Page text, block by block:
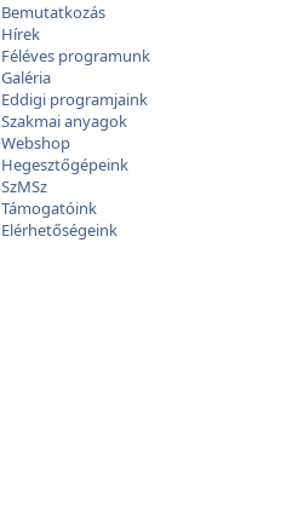
Bemutatkozás
Hírek
Féléves programunk
Galéria
Eddigi programjaink
Szakmai anyagok
Webshop
Hegesztőgépeink
SzMSz
Támogatóink
Elérhetőségeink